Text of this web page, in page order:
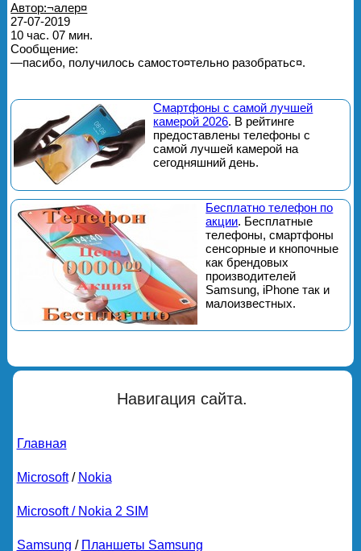
Автор:¬алер¤
27-07-2019
10 час. 07 мин.
Сообщение:
—пасибо, получилось самосто¤тельно разобратьс¤.
Смартфоны с самой лучшей
камерой 2026. В рейтинге
предоставлены телефоны с
самой лучшей камерой на
сегодняшний день.
Бесплатно телефон по
акции. Бесплатные
телефоны, смартфоны
сенсорные и кнопочные
как брендовых
производителей
Samsung, iPhone так и
малоизвестных.
Навигация сайта.
Главная
Microsoft/ Nokia
Microsoft / Nokia 2 SIM
Samsung / Планшеты Samsung